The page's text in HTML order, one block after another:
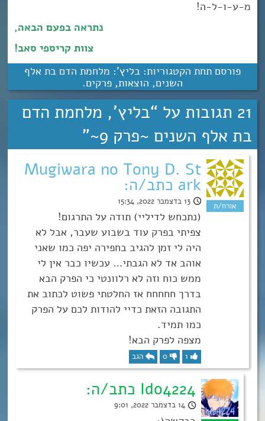
מ-ע-ו-ל-ה!
נתראה בפעם הבאה,
צוות קריספי סאב!
פורסם תחת הקטגוריות: בליץ': מלחמת הדם בת אלף
השנים, הוצאות, פרקים.
21 תגובות על “
בליץ’, מלחמת הדם
בת אלף השנים ~פרק 9~
”
Mugiwara no Tony D. St
ark כתב/ה:
13 בדצמבר 2022, 15:34
(נתכחש לדיליי) תודה על התרגום!
צפיתי בפרק עוד בשבוע שעבר, אבל לא
היה לי זמן להגיב בחפירה יפה כמו שאני
אוהב אד לא הגבתי… עכשיו כבר אין לי
ממש כוח וזה לא רלוונטי כי הפרק הבא
בדרך חחחחח אז החלטתי פשוט לכתוב את
התגובה הזאת כדיי להודות לכם על הפרק
כמו תמיד.
מצפה לפרק הבא!
1
0 הגב
Ido4224 כתב/ה:
14 בדצמבר 2022, 9:01